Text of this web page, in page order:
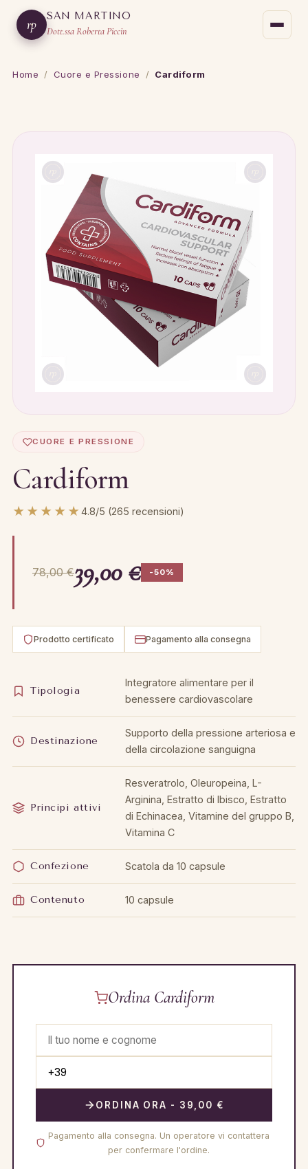
rp
SAN MARTINO
Dott.ssa Roberta Piccin
Home / Cuore e Pressione / Cardiform
CUORE E PRESSIONE
Cardiform
★★★★★4.8/5 (265 recensioni)
78,00 €39,00 € -50%
Prodotto certificato Pagamento alla consegna
Tipologia
Integratore alimentare per il
benessere cardiovascolare
Destinazione
Supporto della pressione arteriosa e
della circolazione sanguigna
Principi attivi
Resveratrolo, Oleuropeina, L-
Arginina, Estratto di Ibisco, Estratto
di Echinacea, Vitamine del gruppo B,
Vitamina C
Confezione Scatola da 10 capsule
Contenuto 10 capsule
Ordina Cardiform
ORDINA ORA - 39,00 €
Pagamento alla consegna. Un operatore vi contattera
per confermare l'ordine.